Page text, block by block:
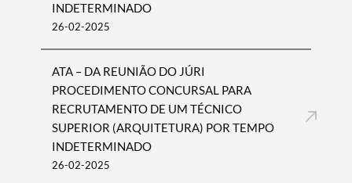
INDETERMINADO
26-02-2025
ATA – DA REUNIÃO DO JÚRI
PROCEDIMENTO CONCURSAL PARA
RECRUTAMENTO DE UM TÉCNICO
SUPERIOR (ARQUITETURA) POR TEMPO
INDETERMINADO
26-02-2025